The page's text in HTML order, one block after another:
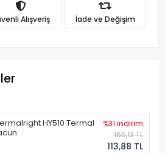
Alışveriş İade ve Değişim
HY510 Termal
%31 indirim
165,13 TL
113,88 TL